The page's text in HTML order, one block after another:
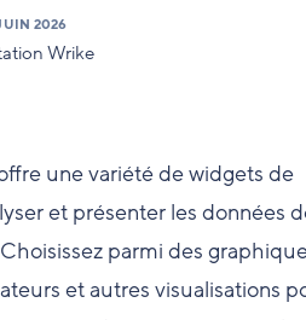
2026
Wrike
une variété de widgets de
et présenter les données
parmi des
et autres visualisations